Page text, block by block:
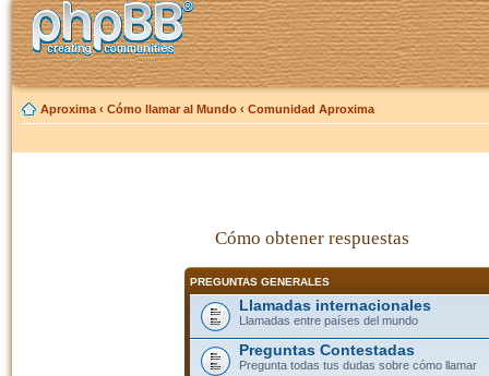
Aproxima ‹ Cómo llamar al Mundo ‹ Comunidad Aproxima
Cómo obtener respuestas
PREGUNTAS GENERALES
Llamadas internacionales
Llamadas entre países del mundo
Preguntas Contestadas
Pregunta todas tus dudas sobre cómo llamar